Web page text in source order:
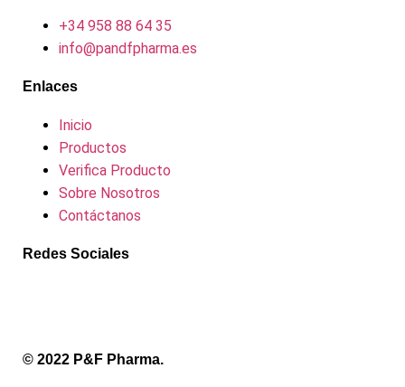
+34 958 88 64 35
info@pandfpharma.es
Enlaces
Inicio
Productos
Verifica Producto
Sobre Nosotros
Contáctanos
Redes Sociales
© 2022 P&F Pharma.